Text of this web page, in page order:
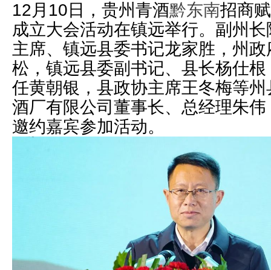
12月10日，贵州青酒黔东南招商
成立大会活动在镇远举行。副州
主席、镇远县委书记龙家胜，州
松，镇远县委副书记、县长杨仕
任黄朝银，县政协主席王冬梅等
酒厂有限公司董事长、总经理朱
邀约嘉宾参加活动。